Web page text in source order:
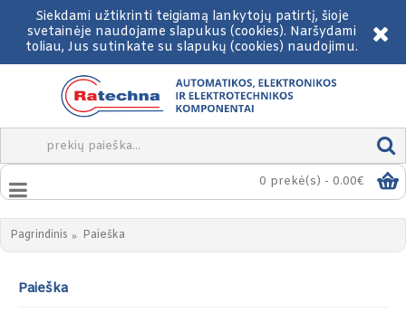
Siekdami užtikrinti teigiamą lankytojų patirtį, šioje
svetainėje naudojame slapukus (cookies). Naršydami
toliau, Jus sutinkate su slapukų (cookies) naudojimu.
0 prekė(s) - 0.00€
Pagrindinis Paieška
Paieška